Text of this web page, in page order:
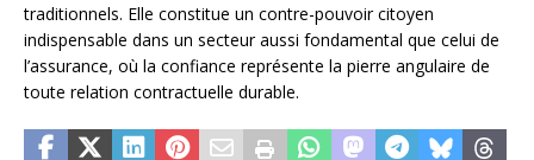
traditionnels. Elle constitue un contre-pouvoir citoyen
indispensable dans un secteur aussi fondamental que celui de
l’assurance, où la confiance représente la pierre angulaire de
toute relation contractuelle durable.